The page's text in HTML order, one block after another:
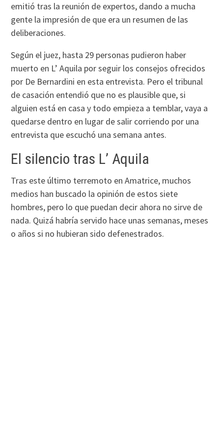
emitió tras la reunión de expertos, dando a mucha
gente la impresión de que era un resumen de las
deliberaciones.
Según el juez, hasta 29 personas pudieron haber
muerto en L’ Aquila por seguir los consejos ofrecidos
por De Bernardini en esta entrevista. Pero el tribunal
de casación entendió que no es plausible que, si
alguien está en casa y todo empieza a temblar, vaya a
quedarse dentro en lugar de salir corriendo por una
entrevista que escuchó una semana antes.
El silencio tras L’ Aquila
Tras este último terremoto en Amatrice, muchos
medios han buscado la opinión de estos siete
hombres, pero lo que puedan decir ahora no sirve de
nada. Quizá habría servido hace unas semanas, meses
o años si no hubieran sido defenestrados.